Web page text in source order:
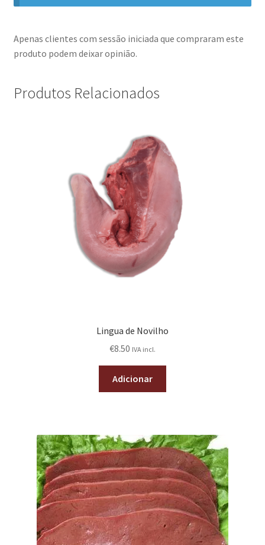
Apenas clientes com sessão iniciada que compraram este
produto podem deixar opinião.
Produtos Relacionados
Lingua de Novilho
€8.50 IVA incl.
Adicionar